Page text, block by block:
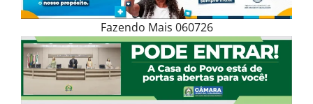
Fazendo Mais 060726